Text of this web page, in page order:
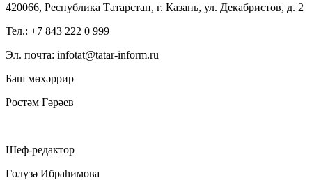
420066, Республика Татарстан, г. Казань, ул. Декабристов, д. 2
Тел.: +7 843 222 0 999
Эл. почта: infotat@tatar-inform.ru
Баш мөхәррир
Рөстәм Гәрәев
Шеф-редактор
Гөлүзә Ибраһимова